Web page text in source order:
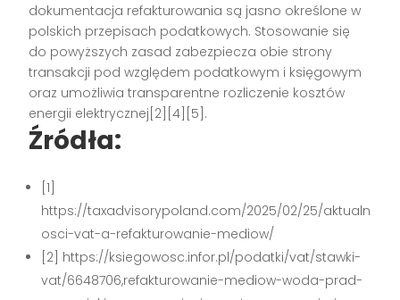
dokumentacja refakturowania są jasno określone w
polskich przepisach podatkowych. Stosowanie się
do powyższych zasad zabezpiecza obie strony
transakcji pod względem podatkowym i księgowym
oraz umożliwia transparentne rozliczenie kosztów
energii elektrycznej[2][4][5].
Źródła:
[1]
https://taxadvisorypoland.com/2025/02/25/aktualn
osci-vat-a-refakturowanie-mediow/
[2] https://ksiegowosc.infor.pl/podatki/vat/stawki-
vat/6648706,refakturowanie-mediow-woda-prad-